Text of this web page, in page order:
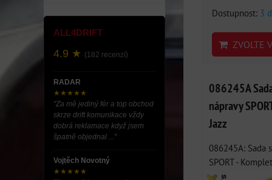
Dostupnost: 3
ZVOLTE
086245A
nápravy
Jazz
086245A: Sada
SPORT -
ALL4DRIFT
4.9 ★ (182 recenzí)
RADAR
★★★★★
"Za mě jediný fér a top obchod
skrze drift komunikace vždy
dobrá reklamace když jsem
špatně objednal ..."
Vojtěch Novotný
★★★★★